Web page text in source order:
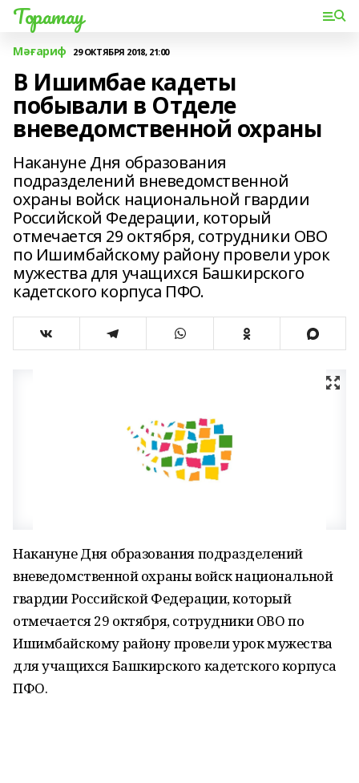
Торатау
Мәғариф 29 ОКТЯБРЯ 2018, 21:00
В Ишимбае кадеты
побывали в Отделе
вневедомственной охраны
Накануне Дня образования
подразделений вневедомственной
охраны войск национальной гвардии
Российской Федерации, который
отмечается 29 октября, сотрудники ОВО
по Ишимбайскому району провели урок
мужества для учащихся Башкирского
кадетского корпуса ПФО.
Накануне Дня образования подразделений
вневедомственной охраны войск национальной
гвардии Российской Федерации, который
отмечается 29 октября, сотрудники ОВО по
Ишимбайскому району провели урок мужества
для учащихся Башкирского кадетского корпуса
ПФО.